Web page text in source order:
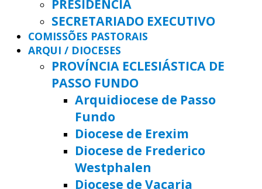
PRESIDÊNCIA
SECRETARIADO EXECUTIVO
COMISSÕES PASTORAIS
ARQUI / DIOCESES
PROVÍNCIA ECLESIÁSTICA DE
PASSO FUNDO
Arquidiocese de Passo
Fundo
Diocese de Erexim
Diocese de Frederico
Westphalen
Diocese de Vacaria